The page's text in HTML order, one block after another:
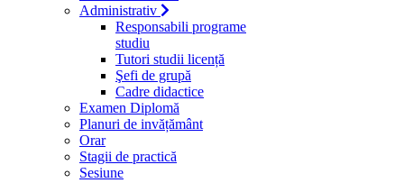
Administrativ
Responsabili programe
studiu
Tutori studii licență
Şefi de grupă
Cadre didactice
Examen Diplomă
Planuri de invățământ
Orar
Stagii de practică
Sesiune